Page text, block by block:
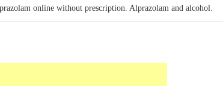
online without prescription. Alprazolam and alcohol.